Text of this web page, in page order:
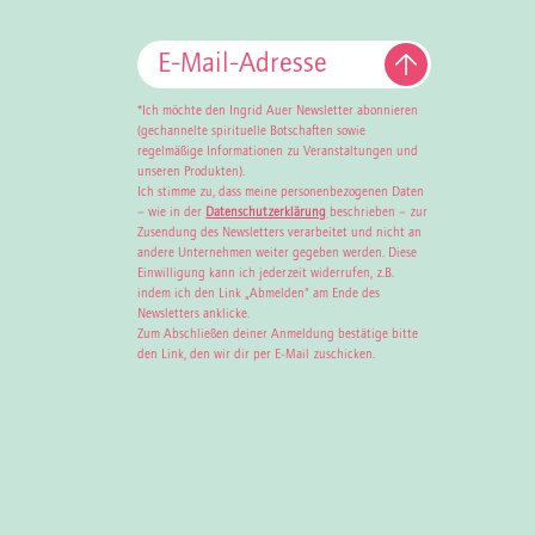
*Ich möchte den Ingrid Auer Newsletter abonnieren
(gechannelte spirituelle Botschaften sowie
regelmäßige Informationen zu Veranstaltungen und
unseren Produkten).
Ich stimme zu, dass meine personenbezogenen Daten
– wie in der Datenschutzerklärung beschrieben – zur
Zusendung des Newsletters verarbeitet und nicht an
andere Unternehmen weiter gegeben werden. Diese
Einwilligung kann ich jederzeit widerrufen, z.B.
indem ich den Link „Abmelden“ am Ende des
Newsletters anklicke.
Zum Abschließen deiner Anmeldung bestätige bitte
den Link, den wir dir per E-Mail zuschicken.